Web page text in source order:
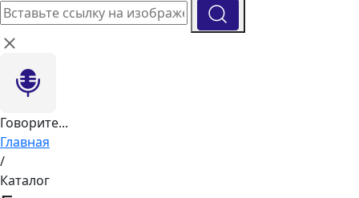
Говорите...
Главная
/
Каталог